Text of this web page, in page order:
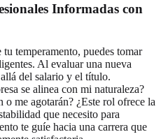
Informadas con
temperamento, puedes tomar
Al evaluar una nueva
del salario y el título.
se alinea con mi naturaleza?
o me agotarán? ¿Este rol ofrece la
que necesito para
te guíe hacia una carrera que